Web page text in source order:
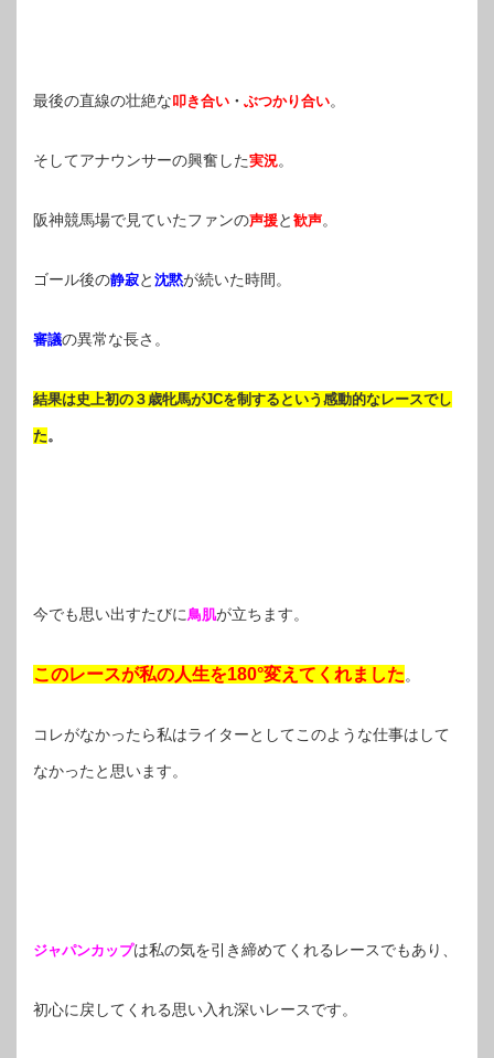
最後の直線の壮絶な叩き合い ・ ぶつかり合い。
そしてアナウンサーの興奮した実況。
阪神競馬場で見ていたファンの声援と 歓声。
ゴール後の静寂と 沈黙が続いた時間。
審議の異常な長さ。
結果は史上初の３歳牝馬がJCを制するという感動的なレースでし
た。
今でも思い出すたびに鳥肌が立ちます。
このレースが私の人生を180°変えてくれました。
コレがなかったら私はライターとしてこのような仕事はして
なかったと思います。
ジャパンカップは私の気を引き締めてくれるレースでもあり、
初心に戻してくれる思い入れ深いレースです。